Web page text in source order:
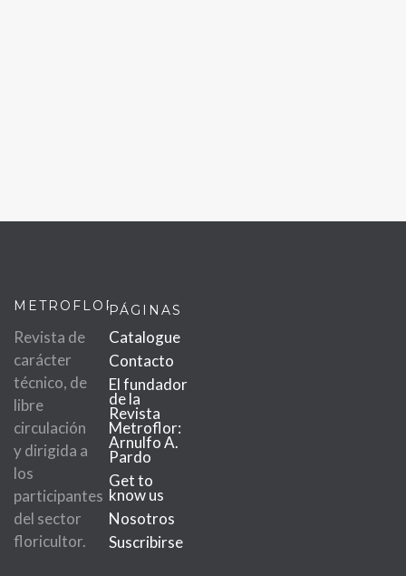
METROFLOR
Revista de
carácter
técnico, de
libre
circulación
y dirigida a
los
participantes
del sector
floricultor.
PÁGINAS
Catalogue
Contacto
El fundador
de la
Revista
Metroflor:
Arnulfo A.
Pardo
Get to
know us
Nosotros
Suscribirse